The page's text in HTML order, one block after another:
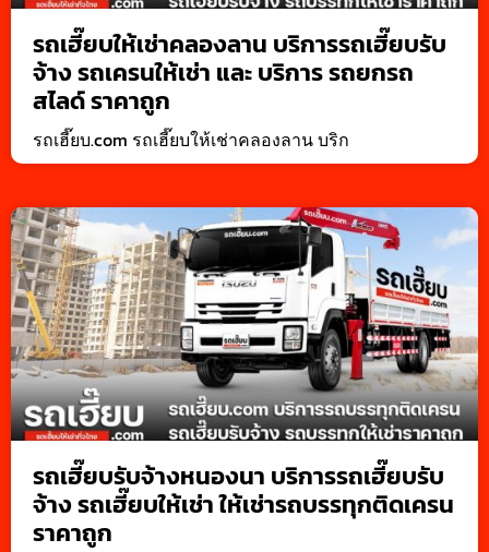
รถเฮี๊ยบให้เช่าคลองลาน บริการรถเฮี๊ยบรับ
จ้าง รถเครนให้เช่า และ บริการ รถยกรถ
สไลด์ ราคาถูก
รถเฮี๊ยบ.com รถเฮี๊ยบให้เช่าคลองลาน บริก
รถเฮี๊ยบรับจ้างหนองนา บริการรถเฮี๊ยบรับ
จ้าง รถเฮี๊ยบให้เช่า ให้เช่ารถบรรทุกติดเครน
ราคาถูก